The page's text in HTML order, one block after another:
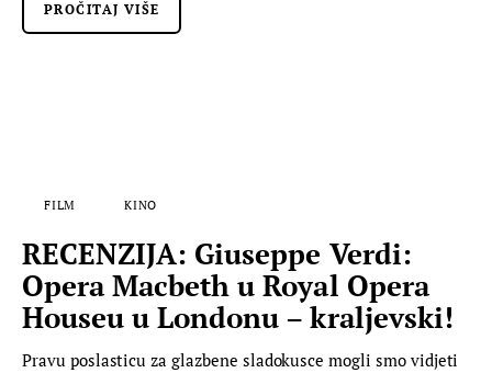
PROČITAJ VIŠE
FILM KINO
RECENZIJA: Giuseppe Verdi:
Opera Macbeth u Royal Opera
Houseu u Londonu – kraljevski!
Pravu poslasticu za glazbene sladokusce mogli smo vidjeti